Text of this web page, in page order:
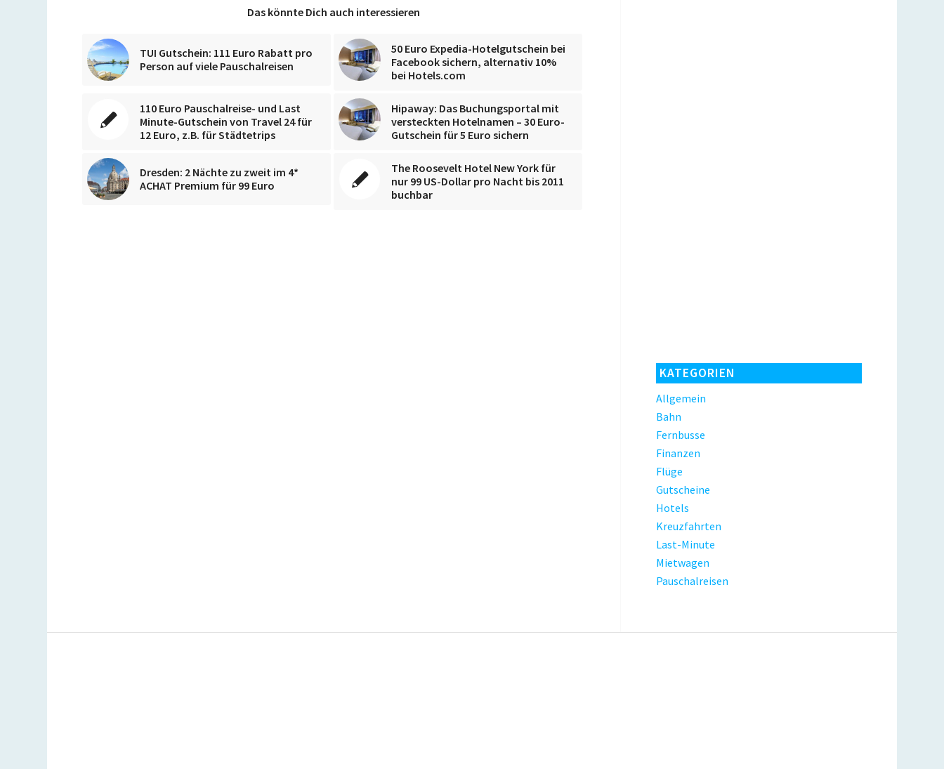
Das könnte Dich auch interessieren
TUI Gutschein: 111 Euro Rabatt pro
Person auf viele Pauschalreisen
50 Euro Expedia-Hotelgutschein bei
Facebook sichern, alternativ 10%
bei Hotels.com
110 Euro Pauschalreise- und Last
Minute-Gutschein von Travel 24 für
12 Euro, z.B. für Städtetrips
Hipaway: Das Buchungsportal mit
versteckten Hotelnamen – 30 Euro-
Gutschein für 5 Euro sichern
Dresden: 2 Nächte zu zweit im 4*
ACHAT Premium für 99 Euro
The Roosevelt Hotel New York für
nur 99 US-Dollar pro Nacht bis 2011
buchbar
KATEGORIEN
Allgemein
Bahn
Fernbusse
Finanzen
Flüge
Gutscheine
Hotels
Kreuzfahrten
Last-Minute
Mietwagen
Pauschalreisen